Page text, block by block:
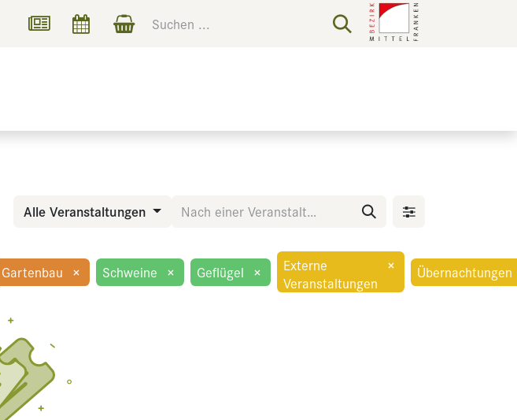
Alle Veranstaltungen
Gartenbau × Schweine × Geflügel ×
Externe
Veranstaltungen
× Übernachtungen